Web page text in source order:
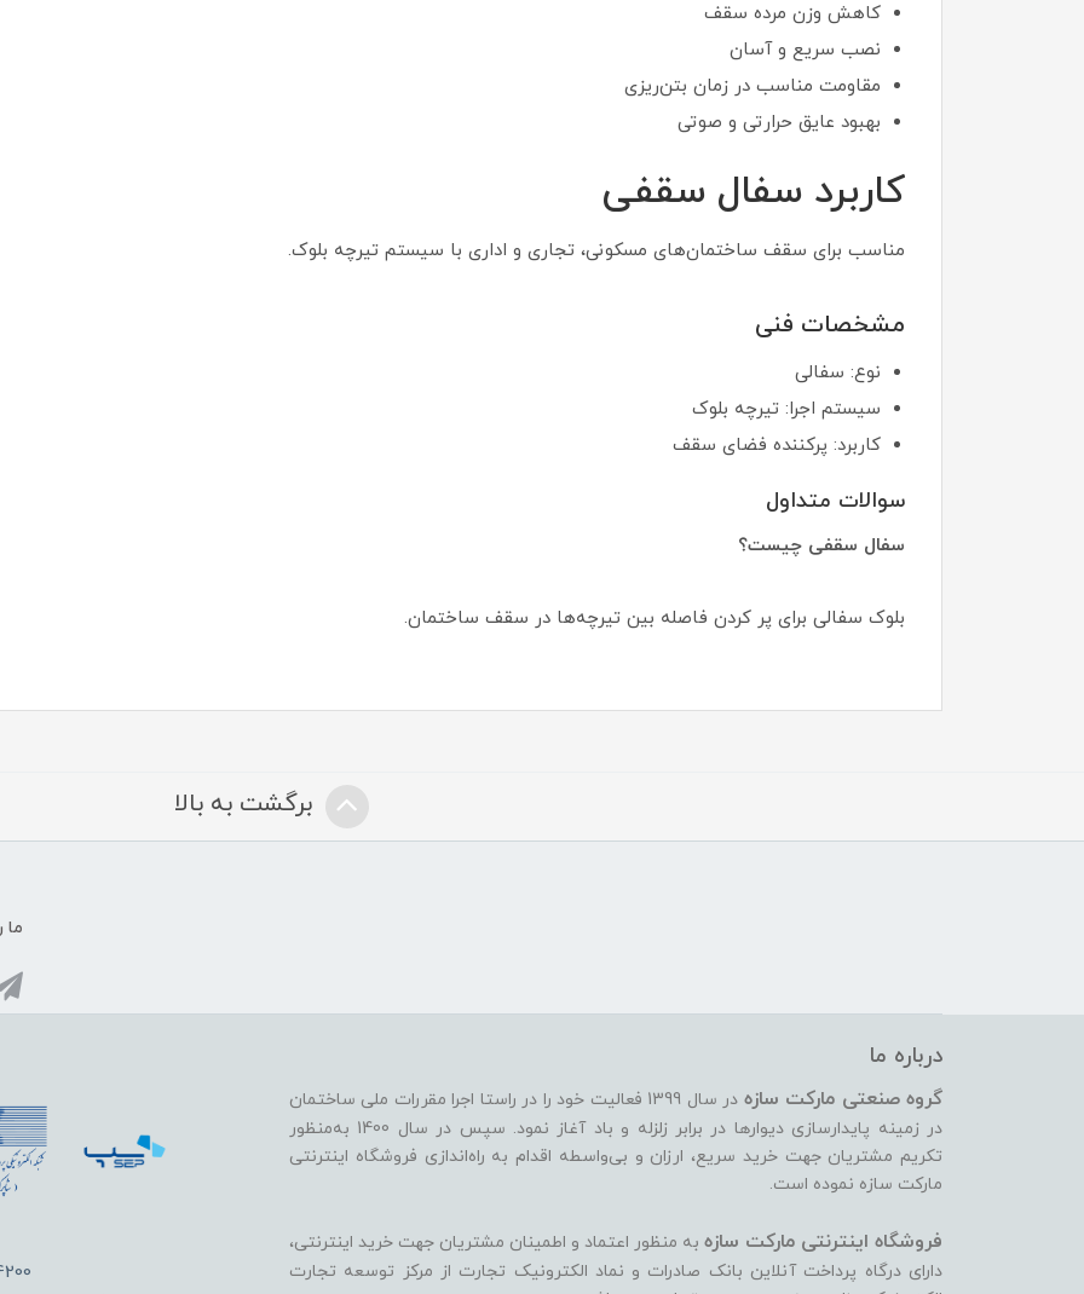
کاهش وزن مرده سقف
نصب سریع و آسان
مقاومت مناسب در زمان بتن‌ریزی
بهبود عایق حرارتی و صوتی
کاربرد سفال سقفی
مناسب برای سقف ساختمان‌های مسکونی، تجاری و اداری با سیستم تیرچه بلوک.
مشخصات فنی
نوع: سفالی
سیستم اجرا: تیرچه بلوک
کاربرد: پرکننده فضای سقف
سوالات متداول
سفال سقفی چیست؟
بلوک سفالی برای پر کردن فاصله بین تیرچه‌ها در سقف ساختمان.
برگشت به بالا
ما
درباره ما
گروه صنعتی مارکت سازه
در سال 1399 فعالیت خود را در راستا اجرا مقررات ملی ساختمان
در زمینه پایدارسازی دیوارها در برابر زلزله و باد آغاز نمود. سپس در سال 1400 به‌منظور
تکریم مشتریان جهت خرید سریع، ارزان و بی‌واسطه اقدام به راه‌اندازی فروشگاه اینترنتی
مارکت سازه نموده است.
فروشگاه اینترنتی مارکت سازه به منظور اعتماد و اطمینان مشتریان جهت خرید اینترنتی،
دارای درگاه پرداخت آنلاین بانک صادرات و نماد الکترونیک تجارت از مرکز توسعه تجارت